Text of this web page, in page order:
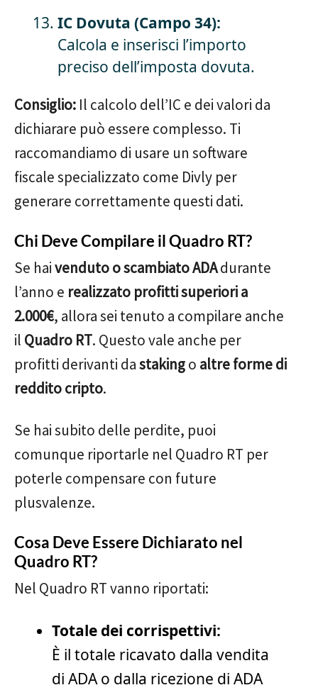
IC Dovuta (Campo 34):
Calcola e inserisci l’importo
preciso dell’imposta dovuta.
Consiglio: Il calcolo dell’IC e dei valori da
dichiarare può essere complesso. Ti
raccomandiamo di usare un software
fiscale specializzato come Divly per
generare correttamente questi dati.
Chi Deve Compilare il Quadro RT?
Se haivenduto o scambiato ADAdurante
l’anno e realizzato profitti superiori a
2.000€, allora sei tenuto a compilare anche
il Quadro RT. Questo vale anche per
profitti derivanti dastakingo altre forme di
reddito cripto.
Se hai subito delle perdite, puoi
comunque riportarle nel Quadro RT per
poterle compensare con future
plusvalenze.
Cosa Deve Essere Dichiarato nel
Quadro RT?
Nel Quadro RT vanno riportati:
Totale dei corrispettivi:
È il totale ricavato dalla vendita
di ADA o dalla ricezione di ADA